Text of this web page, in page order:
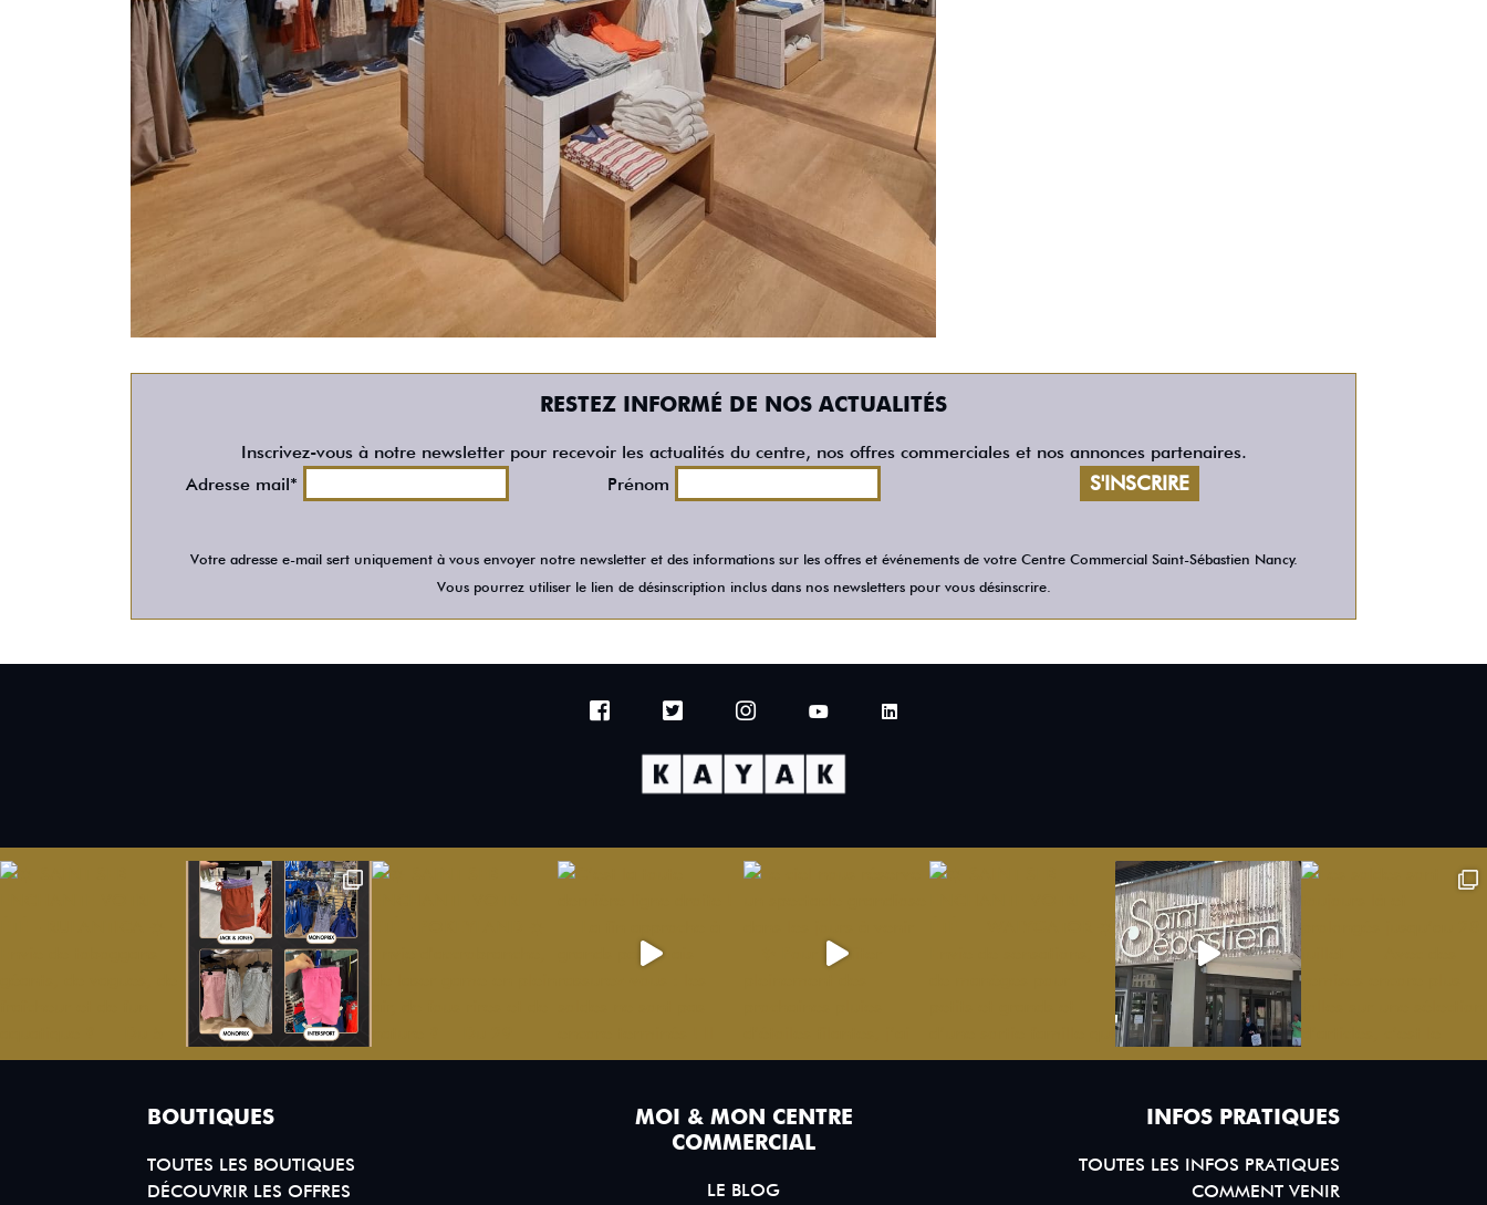
RESTEZ INFORMÉ DE NOS ACTUALITÉS
Inscrivez-vous à notre newsletter pour recevoir les actualités du centre, nos offres commerciales et nos annonces partenaires.
Adresse mail*
Prénom
Votre adresse e-mail sert uniquement à vous envoyer notre newsletter et des informations sur les offres et événements de votre Centre Commercial Saint-Sébastien Nancy.
Vous pourrez utiliser le lien de désinscription inclus dans nos newsletters pour vous désinscrire.
BOUTIQUES
TOUTES LES BOUTIQUES
DÉCOUVRIR LES OFFRES
MOI & MON CENTRE
COMMERCIAL
LE BLOG
INFOS PRATIQUES
TOUTES LES INFOS PRATIQUES
COMMENT VENIR